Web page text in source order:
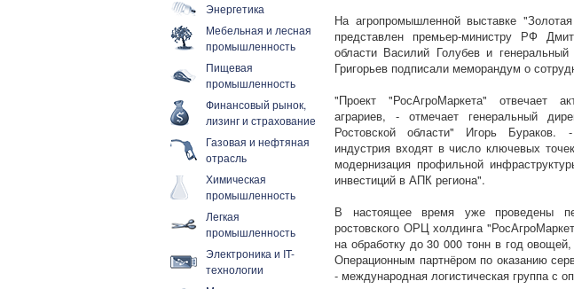
Энергетика
Мебельная и лесная
промышленность
Пищевая
промышленность
Финансовый рынок,
лизинг и страхование
Газовая и нефтяная
отрасль
Химическая
промышленность
Легкая
промышленность
Электроника и IT-
технологии
На агропромышленной выставке
представлен премьер-министру РФ
области Василий Голубев и
Григорьев подписали меморандум о
"Проект "РосАгроМаркета" отвечает
аграриев, - отмечает генеральный
Ростовской области" Игорь Бураков.
индустрия входят в число ключевых
модернизация профильной
инвестиций в АПК региона".
В настоящее время уже проведены
ростовского ОРЦ холдинга
на обработку до 30 000 тонн в год
Операционным партнёром по оказанию
- международная логистическая группа с